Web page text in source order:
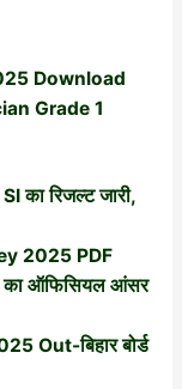
Download
Grade 1
का रिजल्ट जारी,
2025 PDF
का ऑफिसियल आंसर
Out-बिहार बोर्ड